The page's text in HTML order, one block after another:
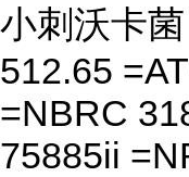
小刺沃卡
512.65
=NBRC
75885ii